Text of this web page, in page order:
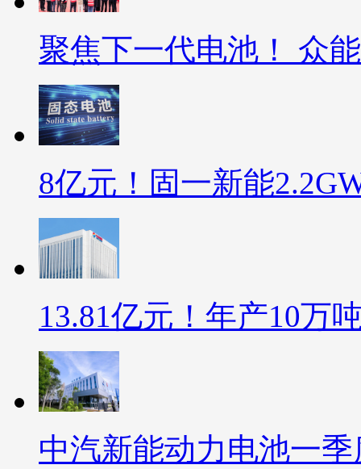
聚焦下一代电池！ 众
8亿元！固一新能
13.81亿元！年产10万
中汽新能动力电池一